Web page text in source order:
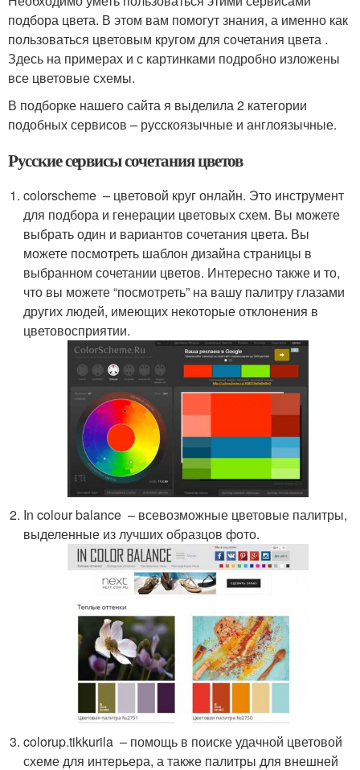
подбора цвета. В этом вам помогут знания, а именно как
пользоваться цветовым кругом для сочетания цвета .
Здесь на примерах и с картинками подробно изложены
все цветовые схемы.
В подборке нашего сайта я выделила 2 категории
подобных сервисов – русскоязычные и англоязычные.
Русские сервисы сочетания цветов
colorscheme – цветовой круг онлайн. Это инструмент
для подбора и генерации цветовых схем. Вы можете
выбрать один и вариантов сочетания цвета. Вы
можете посмотреть шаблон дизайна страницы в
выбранном сочетании цветов. Интересно также и то,
что вы можете “посмотреть” на вашу палитру глазами
других людей, имеющих некоторые отклонения в
цветовосприятии.
In colour balance – всевозможные цветовые палитры,
выделенные из лучших образцов фото.
colorup.tikkurila – помощь в поиске удачной цветовой
схеме для интерьера, а также палитры для внешней